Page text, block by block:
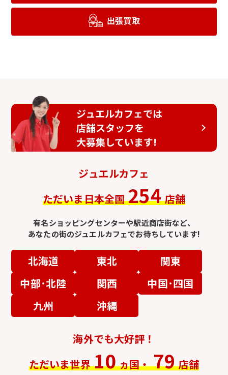
出張買取
ジュエルカフェでは
店舗スタッフを
大募集しています!
ジュエルカフェ
ただいま日本全国 254 店舗
有名ショッピングセンターや駅近商店街など、
あなたの街のジュエルカフェでお待ちしています!
北海道 東北
関東
中部･北陸
関西
中国･四国
九州
沖縄
海外でも大好評！
ただいま世界 10 ヵ国・ 79 店舗